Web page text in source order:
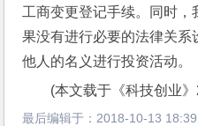
工商变更登记手续。同时
果没有进行必要的法律关系
他人的名义进行投资活动。
(本文载于《科技创业
最后编辑于： 2018-10-13 18:39